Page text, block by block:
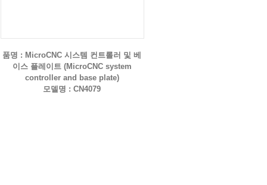
품명 : MicroCNC 시스템 컨트롤러 및 베
이스 플레이트 (MicroCNC system
controller and base plate)
모델명 : CN4079